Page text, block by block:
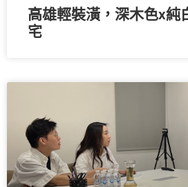
高雄輕裝潢，深木色x純
宅